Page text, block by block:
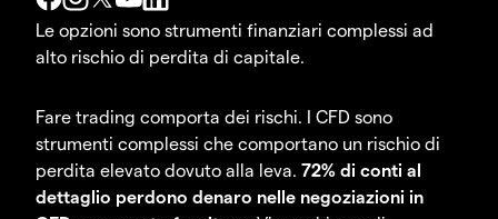
Le opzioni sono strumenti finanziari complessi ad
alto rischio di perdita di capitale.
Fare trading comporta dei rischi. I CFD sono
strumenti complessi che comportano un rischio di
perdita elevato dovuto alla leva. 72% di conti al
dettaglio perdono denaro nelle negoziazioni in